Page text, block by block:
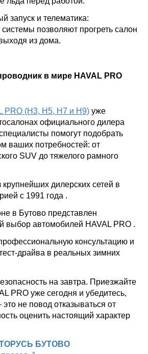
запуск и телематика:
позволяют прогреть салон
из дома.
в мире HAVAL PRO
PRO (H3, H5, H7 и H9) уже
официального дилера
помогут подобрать
ваших потребностей: от
SUV до тяжелого рамного
дилерских сетей в
с 1991 года .
в Бутово представлен
выбор автомобилей HAVAL PRO .
консультацию и
драйва в реальных зимних
на завтра. Приезжайте
PRO уже сегодня и убедитесь,
не повод отказываться от
оценить настоящий характер
БУТОВО